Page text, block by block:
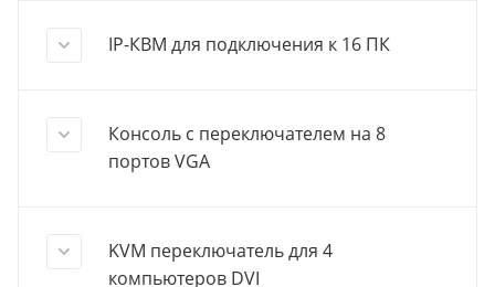
IP-КВМ для подключения к 16 ПК
Консоль с переключателем на 8
портов VGA
KVM переключатель для 4
компьютеров DVI